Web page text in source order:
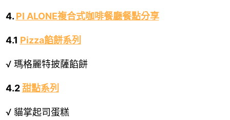
4. PI ALONE複合式咖啡餐廳餐點分享
4.1 Pizza餡餅系列
√ 瑪格麗特披薩餡餅
4.2甜點系列
√ 貓掌起司蛋糕